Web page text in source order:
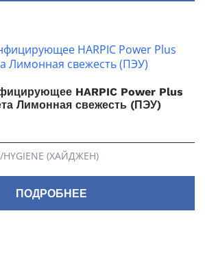
HARPIC Power Plus
Лимонная свежесть (ПЭУ)
HYGIENE (ХАЙДЖЕН)
ПОДРОБНЕЕ